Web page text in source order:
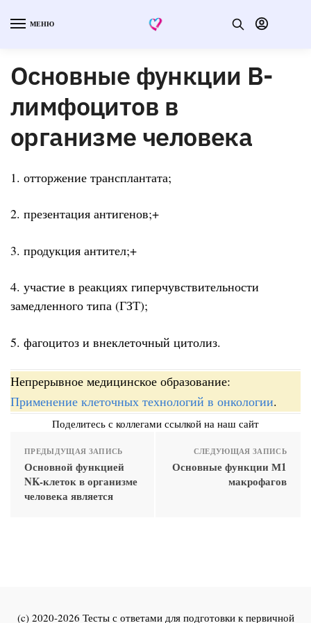
МЕНЮ
Основные функции В-
лимфоцитов в
организме человека
1. отторжение трансплантата;
2. презентация антигенов;+
3. продукция антител;+
4. участие в реакциях гиперчувствительности
замедленного типа (ГЗТ);
5. фагоцитоз и внеклеточный цитолиз.
Непрерывное медицинское образование:
Применение клеточных технологий в онкологии.
Поделитесь с коллегами ссылкой на наш сайт
ПРЕДЫДУЩАЯ ЗАПИСЬ
Основной функцией
NK-клеток в организме
человека является
СЛЕДУЮЩАЯ ЗАПИСЬ
Основные функции М1
макрофагов
(c) 2020-2026 Тесты с ответами для подготовки к первичной